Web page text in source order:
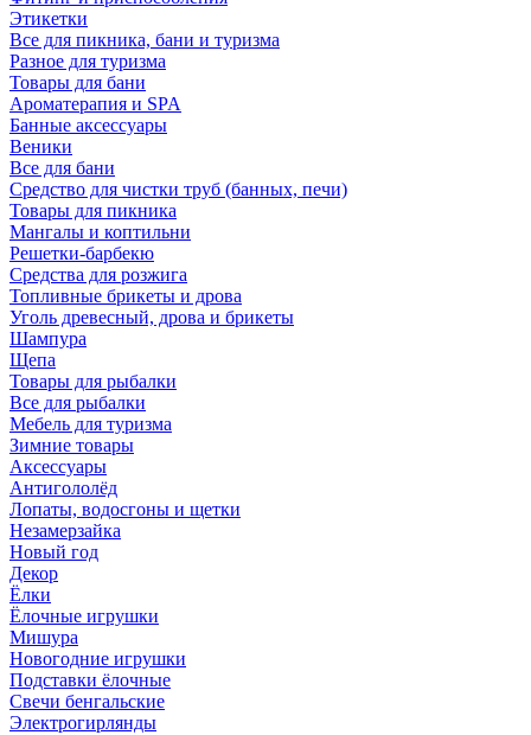
Этикетки
Все для пикника, бани и туризма
Разное для туризма
Товары для бани
Ароматерапия и SPA
Банные аксессуары
Веники
Все для бани
Средство для чистки труб (банных, печи)
Товары для пикника
Мангалы и коптильни
Решетки-барбекю
Средства для розжига
Топливные брикеты и дрова
Уголь древесный, дрова и брикеты
Шампура
Щепа
Товары для рыбалки
Все для рыбалки
Мебель для туризма
Зимние товары
Аксессуары
Антигололёд
Лопаты, водосгоны и щетки
Незамерзайка
Новый год
Декор
Ёлки
Ёлочные игрушки
Мишура
Новогодние игрушки
Подставки ёлочные
Свечи бенгальские
Электрогирлянды